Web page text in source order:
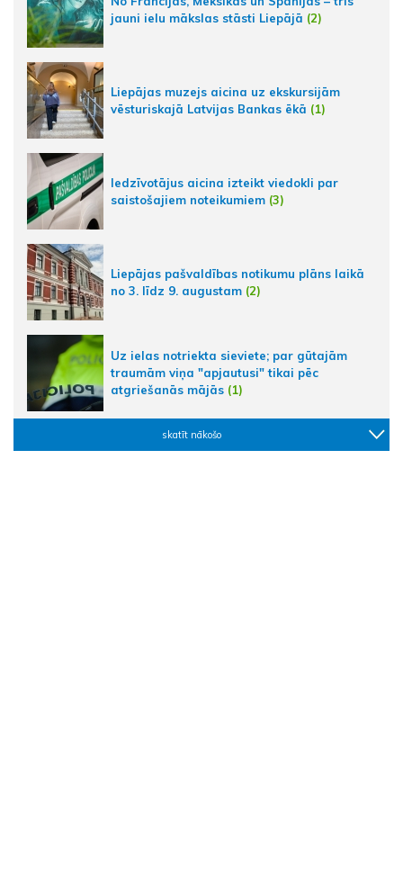
jauni ielu mākslas stāsti Liepājā (2)
Liepājas muzejs aicina uz ekskursijām
vēsturiskajā Latvijas Bankas ēkā (1)
Iedzīvotājus aicina izteikt viedokli par
saistošajiem noteikumiem (3)
Liepājas pašvaldības notikumu plāns laikā
no 3. līdz 9. augustam (2)
Uz ielas notriekta sieviete; par gūtajām
traumām viņa "apjautusi" tikai pēc
atgriešanās mājās (1)
skatīt nākošo